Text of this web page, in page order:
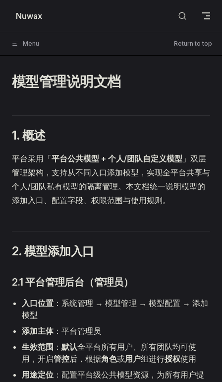
Skip to content
Nuwax
Menu Return to top
模型管理说明文档
1. 概述
平台采用「平台公共模型 + 个人/团队自定义模型 」双层
管理架构，支持从不同入口添加模型，实现全平台共享与
个人/团队私有模型的隔离管理。本文档统一说明模型的
添加入口、配置字段、权限范围与使用规则。
2. 模型添加入口
2.1 平台管理后台（管理员）
入口位置 ：系统管理 → 模型管理 → 模型配置 → 添加
模型
添加主体：平台管理员
生效范围 ： 默认全平台所有用户、所有团队均可使
用，开启管控后，根据角色或用户组进行授权使用
用途定位 ：配置平台级公共模型资源，为所有用户提